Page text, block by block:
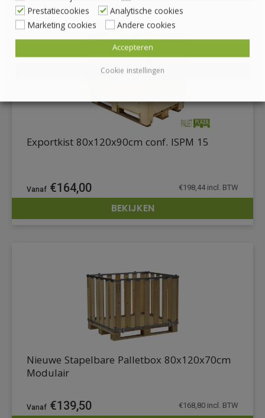
DETAILS
Exportkist 80x120x90cm conf. ISPM 15
€164,00 €198,44 incl. BTW
BEKIJKEN
Nieuwe Stapelbare Palletbox 80x120x70cm
Modulair
€139,50 €168,80 incl. BTW
Prestatiecookies
Analytische cookies
Marketing cookies
Andere cookies
Cookie instellingen
Accepteren